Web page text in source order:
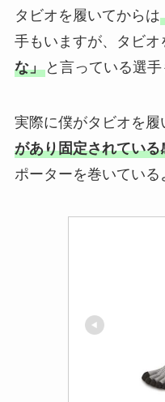
タビオを履いてからは
手もいますが、タビオ
な」と言っている選手
実際に僕がタビオを履
があり固定されている
ポーターを巻いている